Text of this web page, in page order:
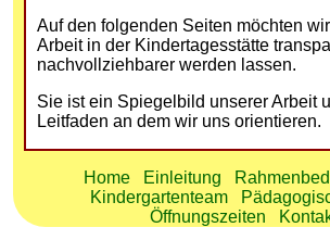
Auf den folgenden Seiten möchten
Arbeit in der Kindertagesstätte
nachvollziehbarer werden lassen.
Sie ist ein Spiegelbild unserer Arbeit
Leitfaden an dem wir uns orientieren.
Home Einleitung
Kindergartenteam
Öffnungszeiten